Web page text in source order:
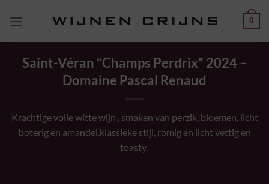
naar
0
Saint-Véran “Champs Perdrix” 2024 –
Domaine Pascal Renaud
Krachtige volle wittewijn , smaken van perzik, bloemen, licht
boterigen amandel.klassiekestijl, romig en licht vettig en
toasty.